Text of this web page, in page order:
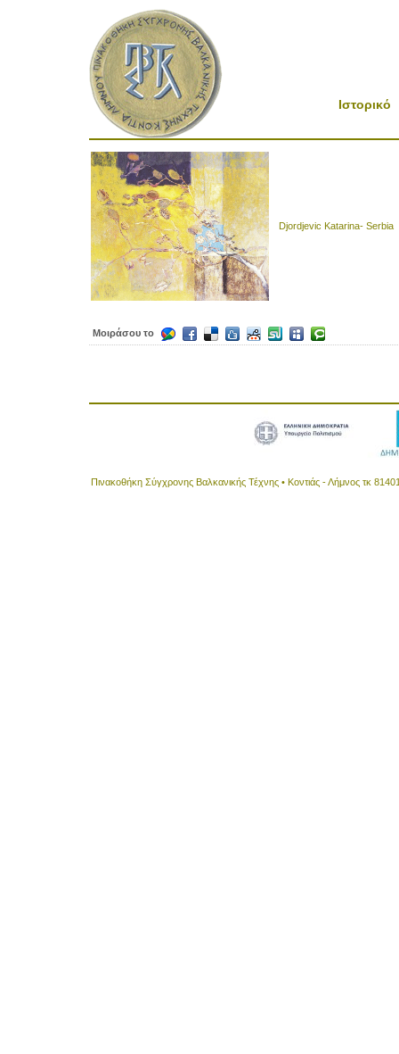
Ιστορικό
Djordjevic Katarina- Serbia
Μοιράσου το
Πινακοθήκη Σύγχρονης Βαλκανικής Τέχνης • Κοντιάς - Λήμνος τκ